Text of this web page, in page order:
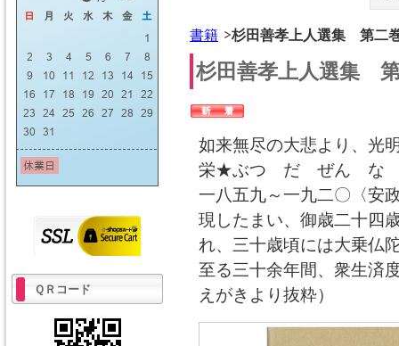
書籍 杉田善孝上人選集 第二
杉田善孝上人選集
如来無尽の大悲より、光
栄★ぶつ だ ぜん な
一八五九～一九二〇〈安
現したまい、御歳二十四
れ、三十歳頃には大乗仏
至る三十余年間、衆生済
えがきより抜粋）
ＱＲコード